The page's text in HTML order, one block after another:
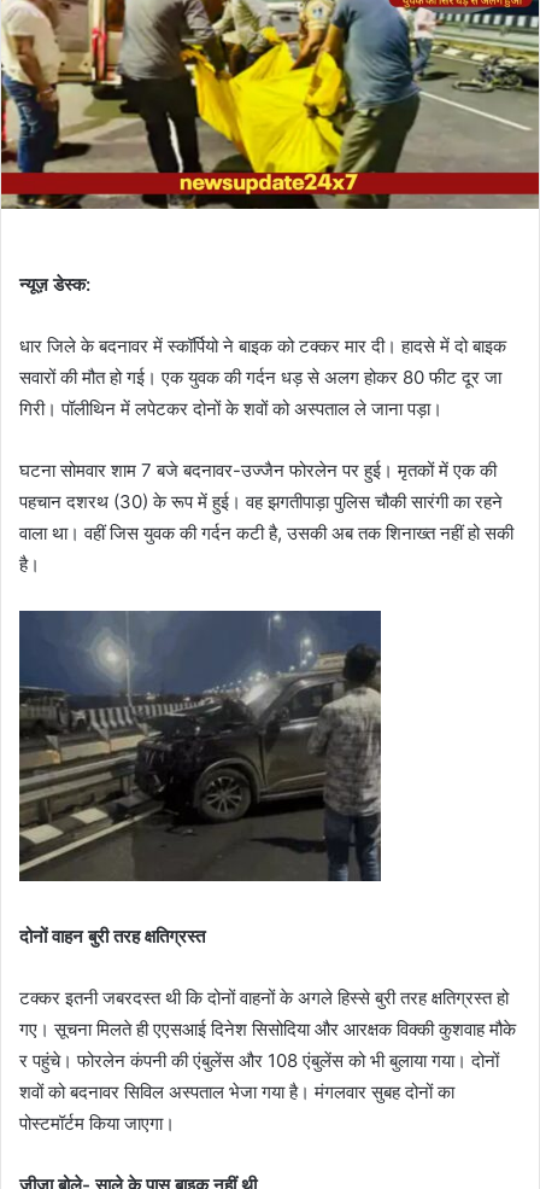
न्यूज़ डेस्क:
धार जिले के बदनावर में स्कॉर्पियो ने बाइक को टक्कर मार दी। हादसे में दो बाइक
सवारों की मौत हो गई। एक युवक की गर्दन धड़ से अलग होकर 80 फीट दूर जा
गिरी। पॉलीथिन में लपेटकर दोनों के शवों को अस्पताल ले जाना पड़ा।
घटना सोमवार शाम 7 बजे बदनावर-उज्जैन फोरलेन पर हुई। मृतकों में एक की
पहचान दशरथ (30) के रूप में हुई। वह झगतीपाड़ा पुलिस चौकी सारंगी का रहने
वाला था। वहीं जिस युवक की गर्दन कटी है, उसकी अब तक शिनाख्त नहीं हो सकी
है।
दोनों वाहन बुरी तरह क्षतिग्रस्त
टक्कर इतनी जबरदस्त थी कि दोनों वाहनों के अगले हिस्से बुरी तरह क्षतिग्रस्त हो
गए। सूचना मिलते ही एएसआई दिनेश सिसोदिया और आरक्षक विक्की कुशवाह मौके
र पहुंचे। फोरलेन कंपनी की एंबुलेंस और 108 एंबुलेंस को भी बुलाया गया। दोनों
शवों को बदनावर सिविल अस्पताल भेजा गया है। मंगलवार सुबह दोनों का
पोस्टमॉर्टम किया जाएगा।
जीजा बोले- साले के पास बाइक नहीं थी